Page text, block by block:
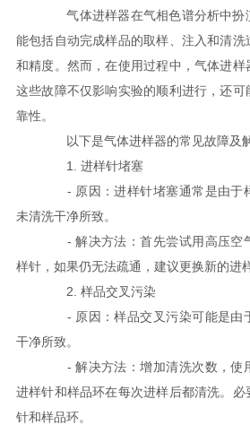
气体进样器在气相色谱分析中扮
能包括自动完成样品的取样、注入和清
和精度。然而，在使用过程中，气体进样
这些故障不仅影响实验的顺利进行，还
靠性。
以下是气体进样器的常见故障及解
1. 进样针堵塞
- 原因：进样针堵塞通常是由于
未清洗干净所致。
- 解决方法：首先尝试用高压空
样针，如果仍无法疏通，建议更换新的进
2. 样品交叉污染
- 原因：样品交叉污染可能是由
干净所致。
- 解决方法：增加清洗次数，使
进样针和样品环在每次进样后都清洗。
针和样品环。